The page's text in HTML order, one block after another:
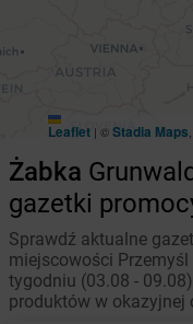
Leaflet | ©Stadia Maps
Żabka
gazetki
Sprawdź aktualne
miejscowości
tygodniu (03.08 -
produktów w okazyjnej